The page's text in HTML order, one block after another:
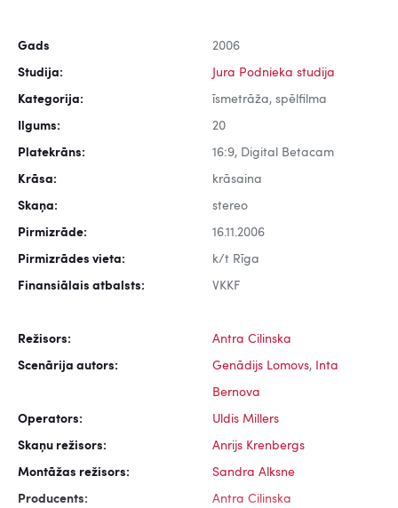
Gads 2006
Studija: Jura Podnieka studija
Kategorija: īsmetrāža, spēlfilma
Ilgums: 20
Platekrāns: 16:9, Digital Betacam
Krāsa: krāsaina
Skaņa: stereo
Pirmizrāde: 16.11.2006
Pirmizrādes vieta: k/t Rīga
Finansiālais atbalsts: VKKF
Režisors: Antra Cilinska
Scenārija autors: Genādijs Lomovs, Inta
Bernova
Operators: Uldis Millers
Skaņu režisors: Anrijs Krenbergs
Montāžas režisors: Sandra Alksne
Producents: Antra Cilinska